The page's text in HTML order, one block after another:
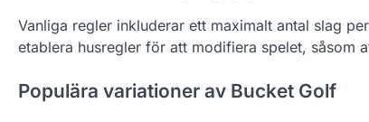
Vanliga regler inkluderar ett maximalt antal slag
etablera husregler för att modifiera spelet, såsom
Populära variationer av Bucket Golf